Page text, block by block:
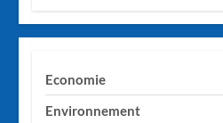
Economie
Environnement